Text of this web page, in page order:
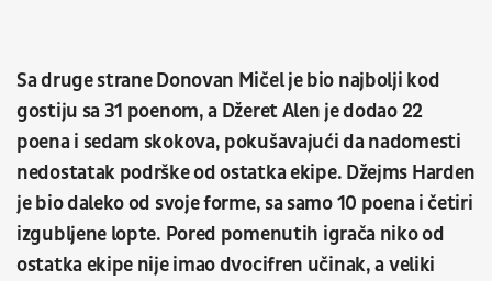
Sa druge strane Donovan Mičel je bio najbolji kod
gostiju sa 31 poenom, a Džeret Alen je dodao 22
poena i sedam skokova, pokušavajući da nadomesti
nedostatak podrške od ostatka ekipe. Džejms Harden
je bio daleko od svoje forme, sa samo 10 poena i četiri
izgubljene lopte. Pored pomenutih igrača niko od
ostatka ekipe nije imao dvocifren učinak, a veliki